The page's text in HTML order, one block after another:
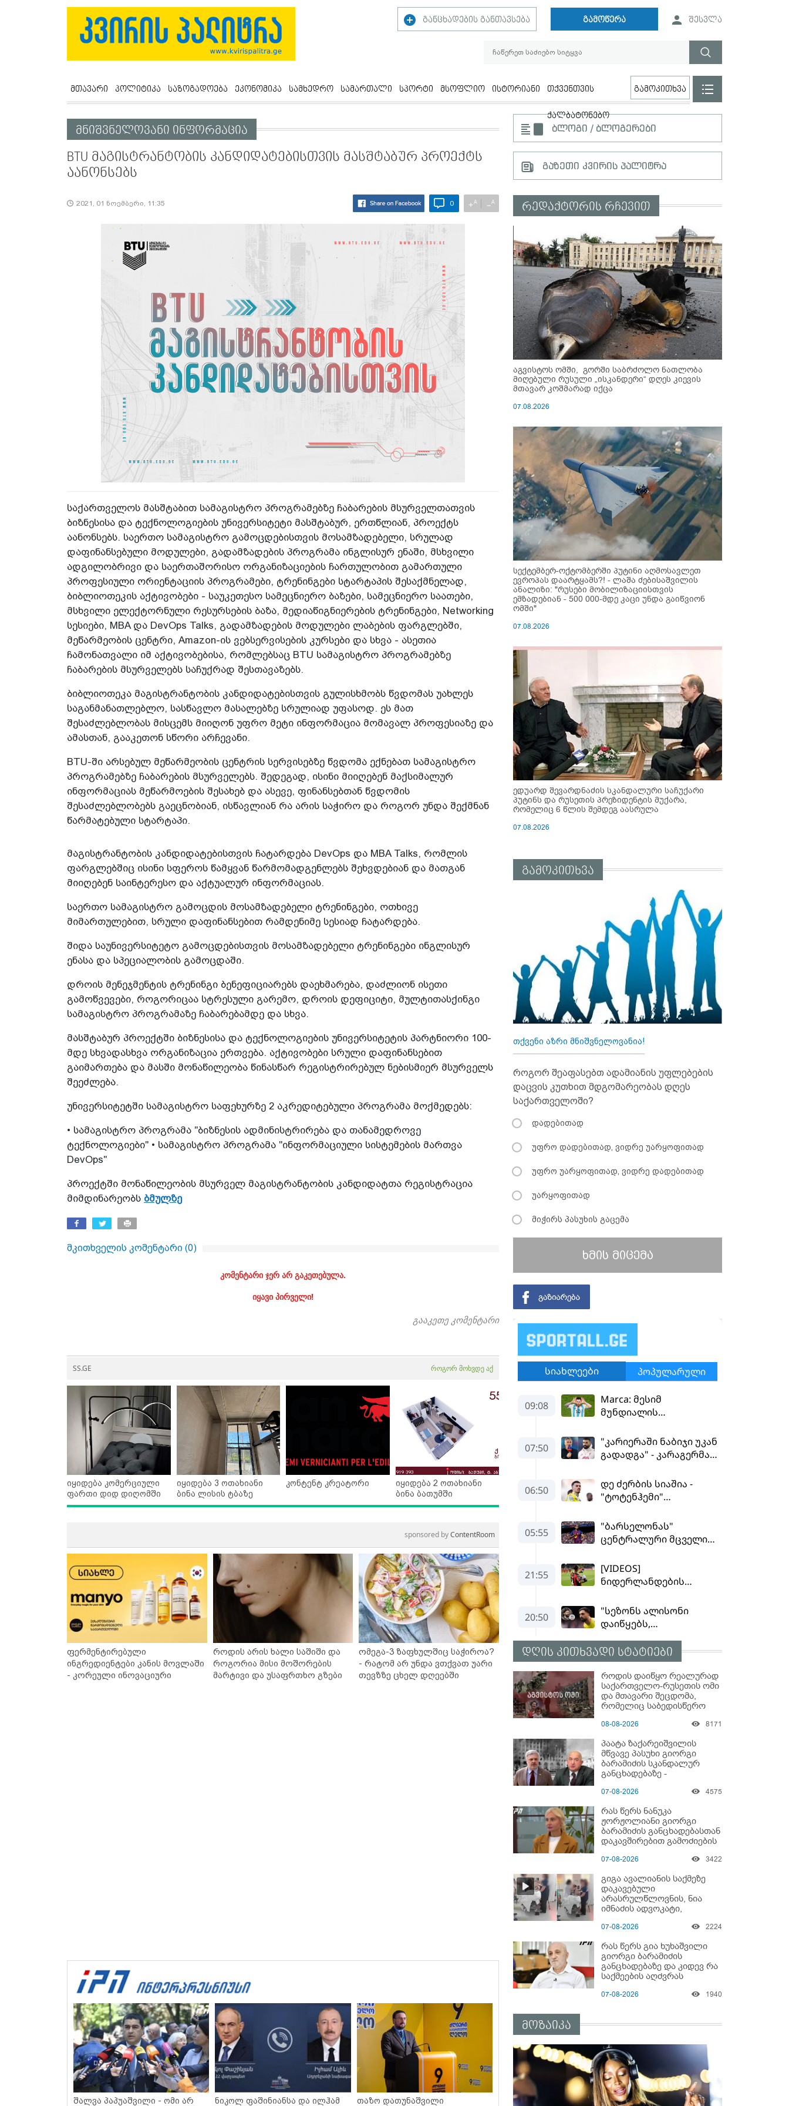
განცხადების განთავსება გამოწერა შესვლა
მთავარი პოლიტიკა საზოგადოება ეკონომიკა სამხედრო სამართალი სპორტი მსოფლიო ისტორიანი თქვენთვის
ქალბატონებო
გამოკითხვა
მნიშვნელოვანი ინფორმაცია
BTU მაგისტრანტობის კანდიდატებისთვის მასშტაბურ პროექტს
აანონსებს
2021, 01 ნოემბერი, 11:35 0 +A −A
საქართველოს მასშტაბით სამაგისტრო პროგრამებზე ჩაბარების მსურველთათვის
ბიზნესისა და ტექნოლოგიების უნივერსიტეტი მასშტაბურ, ერთწლიან, პროექტს
აანონსებს. საერთო სამაგისტრო გამოცდებისთვის მოსამზადებელი, სრულად
დაფინანსებული მოდულები, გადამზადების პროგრამა ინგლისურ ენაში, მსხვილი
ადგილობრივი და საერთაშორისო ორგანიზაციების ჩართულობით გამართული
პროფესიული ორიენტაციის პროგრამები, ტრენინგები სტარტაპის შესაქმნელად,
ბიბლიოთეკის აქტივობები - საუკეთესო სამეცნიერო ბაზები, სამეცნიერო საათები,
მსხვილი ელექტორნული რესურსების ბაზა, მედიაწიგნიერების ტრენინგები, Networking
სესიები, MBA და DevOps Talks, გადამზადების მოდულები ლაბების ფარგლებში,
მეწარმეობის ცენტრი, Amazon-ის ვებსერვისების კურსები და სხვა - ასეთია
ჩამონათვალი იმ აქტივობებისა, რომლებსაც BTU სამაგისტრო პროგრამებზე
ჩაბარების მსურველებს საჩუქრად შესთავაზებს.
ბიბლიოთეკა მაგისტრანტობის კანდიდატებისთვის გულისხმობს წვდომას უახლეს
საგანმანათლებლო, სასწავლო მასალებზე სრულიად უფასოდ. ეს მათ
შესაძლებლობას მისცემს მიიღონ უფრო მეტი ინფორმაცია მომავალ პროფესიაზე და
ამასთან, გააკეთონ სწორი არჩევანი.
BTU-ში არსებულ მეწარმეობის ცენტრის სერვისებზე წვდომა ექნებათ სამაგისტრო
პროგრამებზე ჩაბარების მსურველებს. შედეგად, ისინი მიიღებენ მაქსიმალურ
ინფორმაციას მეწარმოების შესახებ და ასევე, ფინანსებთან წვდომის
შესაძლებლობებს გაეცნობიან, ისწავლიან რა არის საჭირო და როგორ უნდა შექმნან
წარმატებული სტარტაპი.
მაგისტრანტობის კანდიდატებისთვის ჩატარდება DevOps და MBA Talks, რომლის
ფარგლებშიც ისინი სფეროს წამყვან წარმომადგენლებს შეხვდებიან და მათგან
მიიღებენ საინტერესო და აქტუალურ ინფორმაციას.
საერთო სამაგისტრო გამოცდის მოსამზადებელი ტრენინგები, ოთხივე
მიმართულებით, სრული დაფინანსებით რამდენიმე სესიად ჩატარდება.
შიდა საუნივერსიტეტო გამოცდებისთვის მოსამზადებელი ტრენინგები ინგლისურ
ენასა და სპეციალობის გამოცდაში.
დროის მენეჯმენტის ტრენინგი ბენეფიციარებს დაეხმარება, დაძლიონ ისეთი
გამოწვევები, როგორიცაა სტრესული გარემო, დროის დეფიციტი, მულტითასქინგი
სამაგისტრო პროგრამაზე ჩაბარებამდე და სხვა.
მასშტაბურ პროექტში ბიზნესისა და ტექნოლოგიების უნივერსიტეტის პარტნიორი 100-
მდე სხვადასხვა ორგანიზაცია ერთვება. აქტივობები სრული დაფინანსებით
გაიმართება და მასში მონაწილეობა წინასწარ რეგისტრირებულ ნებისმიერ მსურველს
შეეძლება.
უნივერსიტეტში სამაგისტრო საფეხურზე 2 აკრედიტებული პროგრამა მოქმედებს:
• სამაგისტრო პროგრამა "ბიზნესის ადმინისტრირება და თანამედროვე
ტექნოლოგიები" • სამაგისტრო პროგრამა "ინფორმაციული სისტემების მართვა
DevOps"
პროექტში მონაწილეობის მსურველ მაგისტრანტობის კანდიდატთა რეგისტრაცია
მიმდინარეობს ბმულზე
მკითხველის კომენტარი (0)
კომენტარი ჯერ არ გაკეთებულა.
იყავი პირველი!
გააკეთე კომენტარი
SS.GE როგორ მოხვდე აქ
იყიდება კომერციული
ფართი დიდ დიღომში
იყიდება 3 ოთახიანი
ბინა ლისის ტბაზე
კონტენტ კრეატორი
იყიდება 2 ოთახიანი
ბინა ბათუმში
sponsored byContentRoom
ფერმენტირებული
ინგრედიენტები კანის მოვლაში
- კორეული ინოვაციური
როდის არის ხალი საშიში და
როგორია მისი მოშორების
მარტივი და უსაფრთხო გზები
ომეგა-3 ზაფხულშიც საჭიროა?
- რატომ არ უნდა ვთქვათ უარი
თევზზე ცხელ დღეებში
შალვა პაპუაშვილი - ომი არ ნიკოლ ფაშინიანსა და ილჰამ თაზო დათუნაშვილი
ბლოგი / ბლოგერები
გაზეთი კვირის პალიტრა
რედაქტორის რჩევით
აგვისტოს ომში, გორში საბრძოლო ნათლობა
მიღებული რუსული „ისკანდერი“ დღეს კიევის
მთავარ კოშმარად იქცა
07.08.2026
სექტემბერ-ოქტომბერში პუტინი აღმოსავლეთ
ევროპას დაარტყამს?! - ლაშა ძებისაშვილის
ანალიზი: "რუსები მობი­ლიზაციისთვის
ემზადებიან - 500 000-მდე კაცი უნდა გაიწვიონ
ომში"
07.08.2026
ედუარდ შევარდნაძის სკანდალური საჩუქარი
პუტინს და რუსეთის პრეზიდენტის მუქარა,
რომელიც 6 წლის შემდეგ აასრულა
07.08.2026
გამოკითხვა
თქვენი აზრი მნიშვნელოვანია!
როგორ შეაფასებთ ადამიანის უფლებების
დაცვის კუთხით მდგომარეობას დღეს
საქართველოში?
დადებითად
უფრო დადებითად, ვიდრე უარყოფითად
უფრო უარყოფითად, ვიდრე დადებითად
უარყოფითად
მიჭირს პასუხის გაცემა
ხმის მიცემა
დღის კითხვადი სტატიები
როდის დაიწყო რეალურად
საქართველო-რუსეთის ომი
და მთავარი შეცდომა,
რომელიც საბედისწერო
08-08-2026 8171
პაატა ზაქარეიშვილის
მწვავე პასუხი გიორგი
ბარამიძის სკანდალურ
განცხადებაზე -
ვიცი... კამანში მოკლული
გადმოვასვენე... ბარამიძე
კი ტყუის"
07-08-2026 4575
რას წერს ნანუკა
ჟორჟოლიანი გიორგი
ბარამიძის განცხადებასთან
დაკავშირებით გამოძიების
07-08-2026 3422
გიგა ავალიანის საქმეზე
დაკავებული
არასრულწლოვნის, ნია
იმნაძის ადვოკატი,
გადაღებულ კადრებს
07-08-2026 2224
რას წერს გია ხუხაშვილი
გიორგი ბარამიძის
განცხადებაზე და კიდევ რა
საქმეების აღძვრას
07-08-2026 1940
მოზაიკა